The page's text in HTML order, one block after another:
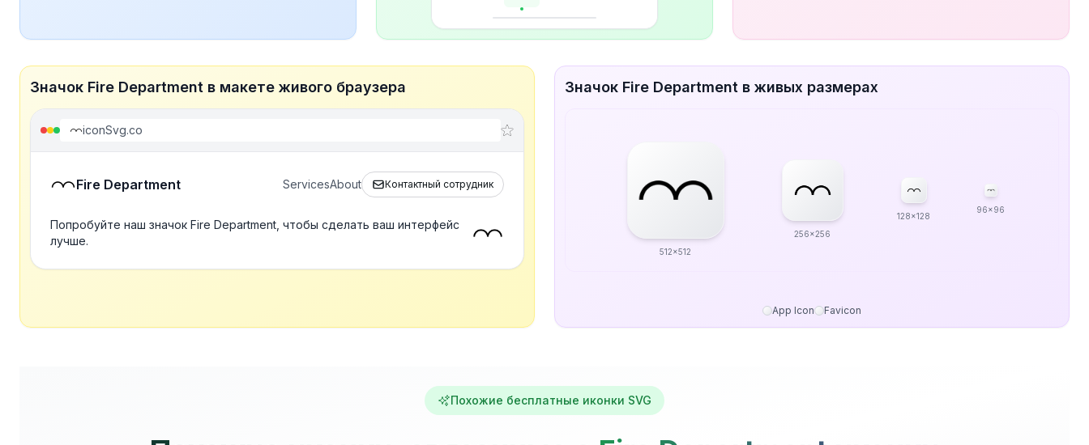
Значок Fire Department в макете живого браузера
iconSvg.co
Fire Department ServicesAbout Контактный сотрудник
Попробуйте наш значок Fire Department, чтобы сделать ваш интерфейс
лучше.
Значок Fire Department в живых размерах
512x512
256x256
128x128
96x96
App Icon Favicon
Похожие бесплатные иконки SVG